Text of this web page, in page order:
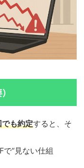
も約定すると、そ
“見ない仕組